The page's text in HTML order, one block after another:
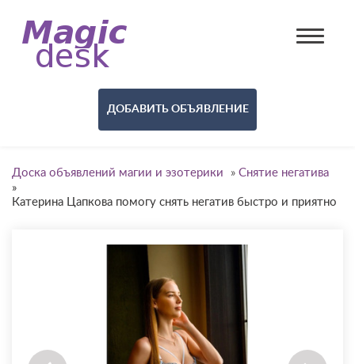
ДОБАВИТЬ ОБЪЯВЛЕНИЕ
Доска объявлений магии и эзотерики » Снятие негатива
»
Катерина Цапкова помогу снять негатив быстро и приятно